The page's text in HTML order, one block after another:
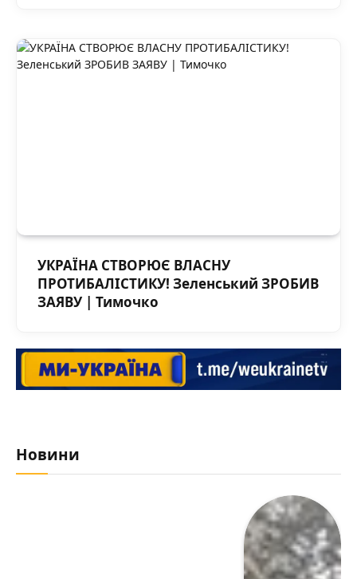
УКРАЇНА СТВОРЮЄ ВЛАСНУ
ПРОТИБАЛІСТИКУ! Зеленський ЗРОБИВ
ЗАЯВУ | Тимочко
Новини